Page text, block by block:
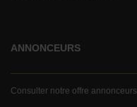
ANNONCEURS
Consulter notre offre annonceurs